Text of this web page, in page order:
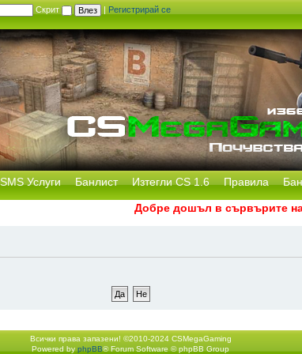
Скрит | Регистрирай се
SMS Услуги Банлист Изтегли CS 1.6 Правила
Добре дошъл в сървърите на
Всички права запазени! ©2010-2024 CSMegaGaming
Powered by phpBB® Forum Software © phpBB Group